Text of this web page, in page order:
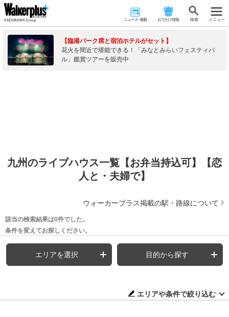
ニュース･連載 おでかけ情報 検 索 メニュー
【臨港パーク席と宿泊ホテルがセット】
花火を間近で堪能できる！「みなとみらいフェスティバ
ル」鑑賞ツアーを販売中
九州のライブハウス一覧【お弁当持込可】【恋
人と・夫婦で】
ウォーカープラス掲載の駅・路線について
該当の検索結果は0件でした。
条件を変えてお探しください。
エリアを選択 目的から探す
エリアや条件で絞り込む